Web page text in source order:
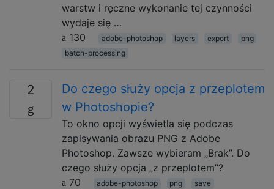
warstw i ręczne wykonanie tej czynności
wydaje się …
130
adobe-photoshop layers export
png
batch-processing
2
Do czego służy opcja z przeplotem
w Photoshopie?
To okno opcji wyświetla się podczas
zapisywania obrazu PNG z Adobe
Photoshop. Zawsze wybieram „Brak”. Do
czego służy opcja „z przeplotem”?
70
adobe-photoshop png save